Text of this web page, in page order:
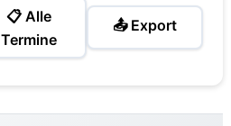
📋 Alle
Termine
📤 Export